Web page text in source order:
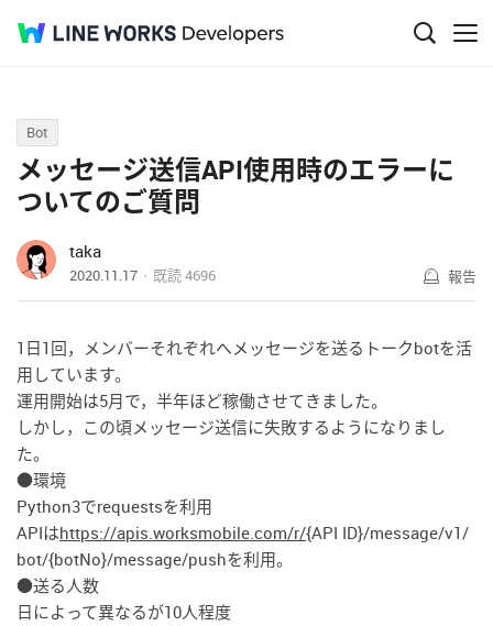
Q&A
Bot
メッセージ送信API使用時のエラーに
ついてのご質問
taka
2020.11.17 既読4696 報告
1日1回，メンバーそれぞれへメッセージを送るトークbotを活
用しています。
運用開始は5月で，半年ほど稼働させてきました。
しかし，この頃メッセージ送信に失敗するようになりまし
た。
●環境
Python3でrequestsを利用
APIはhttps://apis.worksmobile.com/r/{API ID}/message/v1/
bot/{botNo}/message/pushを利用。
●送る人数
日によって異なるが10人程度